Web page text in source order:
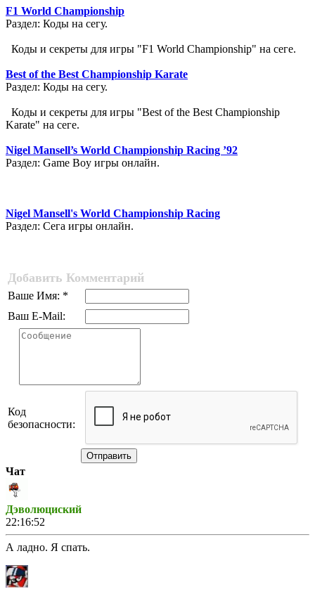
F1 World Championship
Раздел: Коды на сегу.
Коды и секреты для игры "F1 World Championship" на сеге.
Best of the Best Championship Karate
Раздел: Коды на сегу.
Коды и секреты для игры "Best of the Best Championship
Karate" на сеге.
Nigel Mansell’s World Championship Racing ’92
Раздел: Game Boy игры онлайн.
Nigel Mansell's World Championship Racing
Раздел: Сега игры онлайн.
Добавить Комментарий
Ваше Имя: *
Ваш E-Mail:
Код
безопасности:
Отправить
Чат
Дэволюциский
22:16:52
А ладно. Я спать.